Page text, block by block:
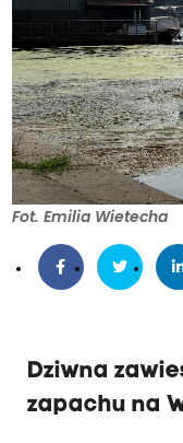
Fot. Emilia Wietecha
Dziwna
zapachu na